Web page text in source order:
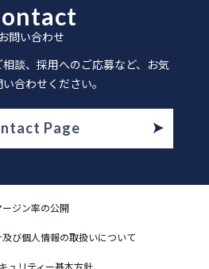
お問い合わせ
談、採用へのご応募など、お気
合わせください。
Page
ージン率の公開
び個人情報の取扱いについて